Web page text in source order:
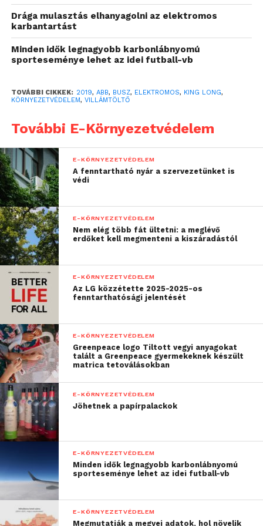
szerelését végzi, míg az ABB az út menti
töltőállomásból, áramátviteli rendszerből és a
fedélzeti akkumulátorból álló TOSA villámtöltő
megoldást szállítja.
A villámtöltő megoldás esetében nincs szükség a
költséges felsővezetékekre. A megoldás
segítségével a tömegközlekedési vállalatok
járműflottájukat kibocsátásmentes, csendes,
költséghatékony és környezetbarát e-buszok
üzembe helyezésével fejleszthetik tovább.
„A felső töltőkar
kevesebb mint egy
másodperc alatt
csatlakozik a járműhöz,
és megkezdődhet az
akkumulátor töltése. Az
ABB TOSA rendszere,
amely gyorsaságot és
rugalmasságot biztosít az
akkumulátortöltésben,
ideális megoldást kínál a
nagy utasforgalmat
bonyolító, nagy
Drága mulasztás elhanyagolni az elektromos
karbantartást
Minden idők legnagyobb karbonlábnyomú
sporteseménye lehet az idei futball-vb
TOVÁBBI CIKKEK: 2019, ABB, BUSZ, ELEKTROMOS, KING LONG,
KÖRNYEZETVÉDELEM, VILLÁMTÖLTŐ
További E-Környezetvédelem
E-KÖRNYEZETVÉDELEM
A fenntartható nyár a szervezetünket is
védi
E-KÖRNYEZETVÉDELEM
Nem elég több fát ültetni: a meglévő
erdőket kell megmenteni a kiszáradástól
E-KÖRNYEZETVÉDELEM
Az LG közzétette 2025-2025-os
fenntarthatósági jelentését
E-KÖRNYEZETVÉDELEM
Greenpeace logo Tiltott vegyi anyagokat
talált a Greenpeace gyermekeknek készült
matrica tetoválásokban
E-KÖRNYEZETVÉDELEM
Jöhetnek a papírpalackok
E-KÖRNYEZETVÉDELEM
Minden idők legnagyobb karbonlábnyomú
sporteseménye lehet az idei futball-vb
E-KÖRNYEZETVÉDELEM
Megmutatják a megyei adatok, hol növelik